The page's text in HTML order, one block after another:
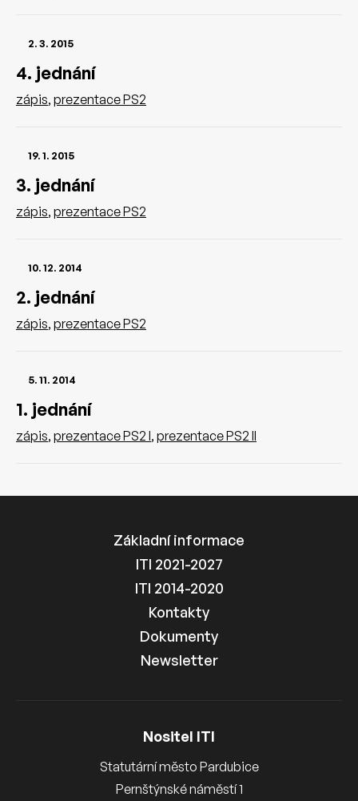
2. 3. 2015
4. jednání
zápis, prezentace PS2
19. 1. 2015
3. jednání
zápis, prezentace PS2
10. 12. 2014
2. jednání
zápis, prezentace PS2
5. 11. 2014
1. jednání
zápis, prezentace PS2 I, prezentace PS2 II
Základní informace
ITI 2021-2027
ITI 2014-2020
Kontakty
Dokumenty
Newsletter
Nositel ITI
Statutární město Pardubice
Pernštýnské náměstí 1